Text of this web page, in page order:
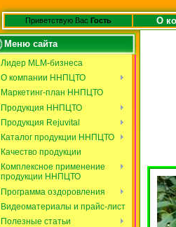
Приветствую Вас Гость О
Меню сайта
Лидер MLM-бизнеса
О компании ННПЦТО
Маркетинг-план ННПЦТО
Продукция ННПЦТО
Продукция Rejuvital
Каталог продукции ННПЦТО
Качество продукции
Комплексное применение
продукции ННПЦТО
Программа оздоровления
Видеоматериалы и прайс-лист
Полезные статьи